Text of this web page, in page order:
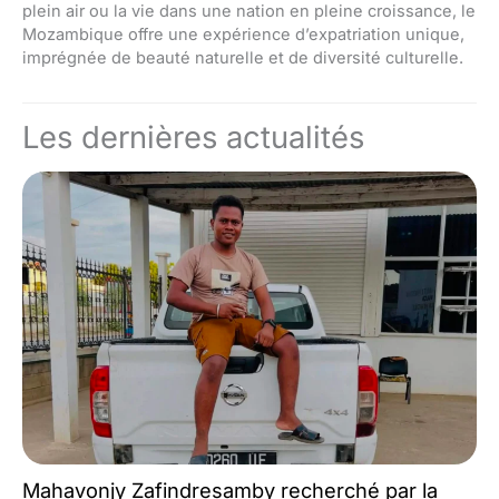
plein air ou la vie dans une nation en pleine croissance, le
Mozambique offre une expérience d’expatriation unique,
imprégnée de beauté naturelle et de diversité culturelle.
Les dernières actualités
Mahavonjy Zafindresamby recherché par la